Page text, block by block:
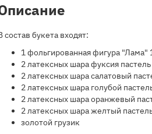
состав букета входят:
1 фольгированная фигура "Лама"
2 латексных шара фуксия
2 латексных шара салатовый
2 латексных шара голубой
2 латексных шара оранжевый
2 латексных шара желтый
золотой грузик